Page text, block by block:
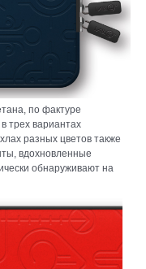
по фактуре
трех вариантах
разных цветов также
вдохновленные
обнаруживают на